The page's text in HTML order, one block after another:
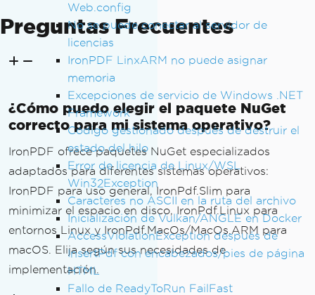
Web.config
No se puede conectar al servidor de
licencias
IronPDF LinxARM no puede asignar
memoria
Excepciones de servicio de Windows .NET
Framework
Código gestionado después de destruir el
estado del hilo
Error de licencia de Linux/WSL
Win32Exception
Caracteres no ASCII en la ruta del archivo
Inicialización de Vulkan/ANGLE en Docker
AccessViolationException después de
InsertPdf con encabezados/pies de página
HTML
Fallo de ReadyToRun FailFast
Preguntas Frecuentes
¿Cómo puedo elegir el paquete NuGet
correcto para mi sistema operativo?
IronPDF ofrece paquetes NuGet especializados
adaptados para diferentes sistemas operativos:
IronPDF para uso general, IronPdf.Slim para
minimizar el espacio en disco, IronPdf.Linux para
entornos Linux y IronPdf.MacOs/MacOs.ARM para
macOS. Elija según sus necesidades de
implementación.